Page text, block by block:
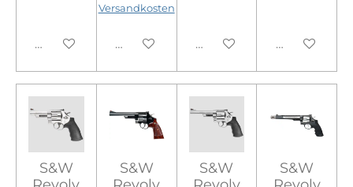
In den Warenkorb
Versandkosten
In den WarenkorbIn den WarenkorbIn den
S&W
S&W
S&W
S&W